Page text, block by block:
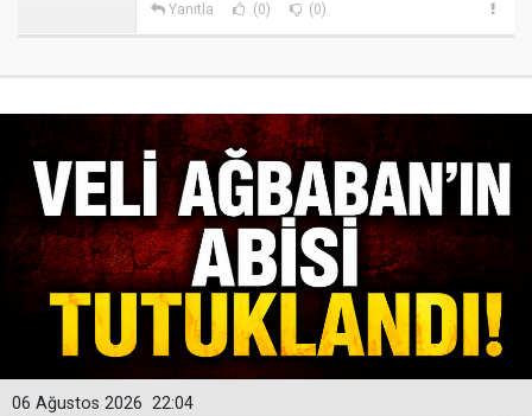
Yanıtla (0) (0)
22:04
06 Ağustos 2026